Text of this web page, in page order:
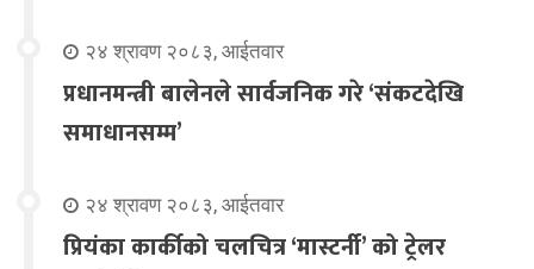
२४ श्रावण २०८३, आईतवार
प्रधानमन्त्री बालेनले सार्वजनिक गरे ‘संकटदेखि
समाधानसम्म’
२४ श्रावण २०८३, आईतवार
प्रियंका कार्कीको चलचित्र ‘मास्टर्नी’ को ट्रेलर